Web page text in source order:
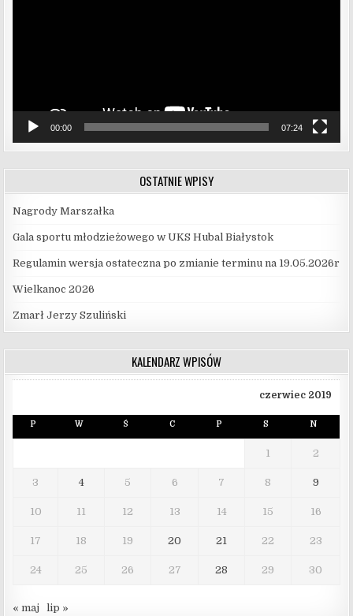
00:00 07:24
OSTATNIE WPISY
Nagrody Marszałka
Gala sportu młodzieżowego w UKS Hubal Białystok
Regulamin wersja ostateczna po zmianie terminu na 19.05.2026r
Wielkanoc 2026
Zmarł Jerzy Szuliński
KALENDARZ WPISÓW
czerwiec 2019
P W Ś C P S N
1 2
3 4 5 6 7 8 9
10 11 12 13 14 15 16
17 18 19 20 21 22 23
24 25 26 27 28 29 30
« maj lip »